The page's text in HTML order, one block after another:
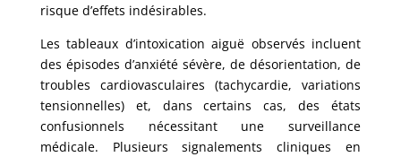
risque d’effets indésirables.
Les tableaux d’intoxication aiguë observés incluent
des épisodes d’anxiété sévère, de désorientation, de
troubles cardiovasculaires (tachycardie, variations
tensionnelles) et, dans certains cas, des états
confusionnels nécessitant une surveillance
médicale. Plusieurs signalements cliniques en